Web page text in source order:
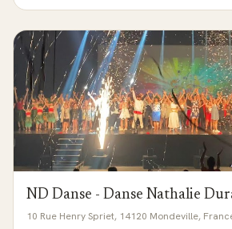
ND Danse - Danse Nathalie
10 Rue Henry Spriet, 14120 Mondeville,